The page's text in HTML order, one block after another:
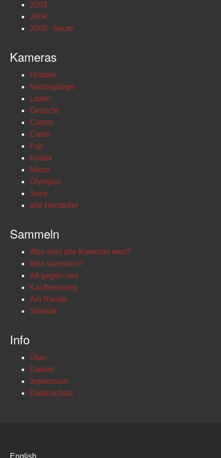
2003
2004
2005 - heute
Kameras
Historie
Neuzugänge
Listen
Gesucht
Canon
Casio
Fuji
Kodak
Nikon
Olympus
Sony
alle Hersteller
Sammeln
Was sind alte Kameras wert?
Was sammeln?
Alt gegen neu
Kaufberatung
Am Rande...
Statistik
Info
Über...
Danke!
Impressum
Datenschutz
English